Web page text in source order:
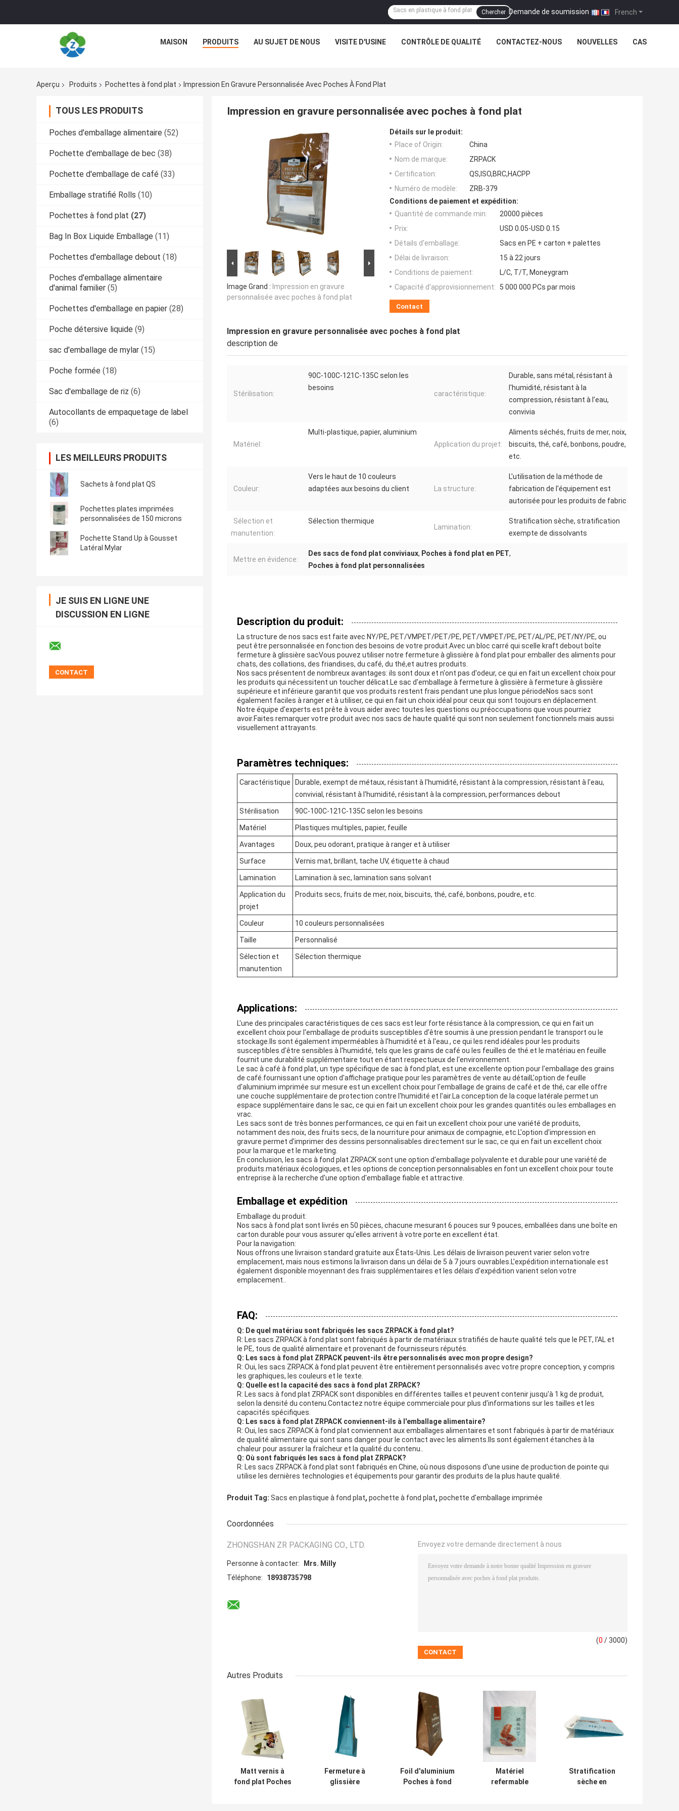
French
Demande de soumission |
Chercher
MAISON PRODUITS AU SUJET DE NOUS VISITE D'USINE CONTRÔLE DE QUALITÉ CONTACTEZ-NOUS NOUVELLES CAS
Aperçu Produits Pochettes à fond plat Impression En Gravure Personnalisée Avec Poches À Fond Plat
TOUS LES PRODUITS
Poches d'emballage alimentaire (52)
Pochette d'emballage de bec (38)
Pochette d'emballage de café (33)
Emballage stratifié Rolls (10)
Pochettes à fond plat (27)
Bag In Box Liquide Emballage (11)
Pochettes d'emballage debout (18)
Poches d'emballage alimentaire
d'animal familier (5)
Pochettes d'emballage en papier (28)
Poche détersive liquide (9)
sac d'emballage de mylar (15)
Poche formée (18)
Sac d'emballage de riz (6)
Autocollants de empaquetage de label
(6)
LES MEILLEURS PRODUITS
Sachets à fond plat QS
Pochettes plates imprimées
personnalisées de 150 microns
Pochette Stand Up à Gousset
Latéral Mylar
JE SUIS EN LIGNE UNE
DISCUSSION EN LIGNE
Impression en gravure personnalisée avec poches à fond plat
Image Grand : Impression en gravure
personnalisée avec poches à fond plat
Détails sur le produit:
Place of Origin:
China
Nom de marque:
ZRPACK
Certification:
QS,ISO,BRC,HACPP
Numéro de modèle:
ZRB-379
Conditions de paiement et expédition:
Quantité de commande min:
20000 pièces
Prix:
USD 0.05-USD 0.15
Détails d'emballage:
Sacs en PE + carton + palettes
Délai de livraison:
15 à 22 jours
Conditions de paiement:
L/C, T/T, Moneygram
Capacité d'approvisionnement:
5 000 000 PCs par mois
Contact
Impression en gravure personnalisée avec poches à fond plat
description de
Stérilisation:
90C-100C-121C-135C selon les
besoins
caractéristique:
Durable, sans métal, résistant à
l'humidité, résistant à la
compression, résistant à l'eau,
convivia
Matériel:
Multi-plastique, papier, aluminium
Application du projet:
Aliments séchés, fruits de mer, noix,
biscuits, thé, café, bonbons, poudre,
etc.
Couleur:
Vers le haut de 10 couleurs
adaptées aux besoins du client
La structure:
L'utilisation de la méthode de
fabrication de l'équipement est
autorisée pour les produits de fabric
Sélection et
manutention:
Sélection thermique
Lamination:
Stratification sèche, stratification
exempte de dissolvants
Mettre en évidence:
Des sacs de fond plat conviviaux, Poches à fond plat en PET,
Poches à fond plat personnalisées
Description du produit:
La structure de nos sacs est faite avec NY/PE, PET/VMPET/PET/PE, PET/VMPET/PE, PET/AL/PE, PET/NY/PE, ou
peut être personnalisée en fonction des besoins de votre produit.Avec un bloc carré qui scelle kraft debout boîte
fermeture à glissière sacVous pouvez utiliser notre fermeture à glissière à fond plat pour emballer des aliments pour
chats, des collations, des friandises, du café, du thé,et autres produits.
Nos sacs présentent de nombreux avantages: ils sont doux et n'ont pas d'odeur, ce qui en fait un excellent choix pour
les produits qui nécessitent un toucher délicat.Le sac d'emballage à fermeture à glissière à fermeture à glissière
supérieure et inférieure garantit que vos produits restent frais pendant une plus longue périodeNos sacs sont
également faciles à ranger et à utiliser, ce qui en fait un choix idéal pour ceux qui sont toujours en déplacement.
Notre équipe d'experts est prête à vous aider avec toutes les questions ou préoccupations que vous pourriez
avoir.Faites remarquer votre produit avec nos sacs de haute qualité qui sont non seulement fonctionnels mais aussi
visuellement attrayants.
Paramètres techniques:
Caractéristique
Durable, exempt de métaux, résistant à l'humidité, résistant à la compression, résistant à l'eau,
convivial, résistant à l'humidité, résistant à la compression, performances debout
Stérilisation 90C-100C-121C-135C selon les besoins
Matériel Plastiques multiples, papier, feuille
Avantages Doux, peu odorant, pratique à ranger et à utiliser
Surface Vernis mat, brillant, tache UV, étiquette à chaud
Lamination Lamination à sec, lamination sans solvant
Application du
projet
Produits secs, fruits de mer, noix, biscuits, thé, café, bonbons, poudre, etc.
Couleur 10 couleurs personnalisées
Taille Personnalisé
Sélection et
manutention
Sélection thermique
Applications:
L'une des principales caractéristiques de ces sacs est leur forte résistance à la compression, ce qui en fait un
excellent choix pour l'emballage de produits susceptibles d'être soumis à une pression pendant le transport ou le
stockage.Ils sont également imperméables à l'humidité et à l'eau., ce qui les rend idéales pour les produits
susceptibles d'être sensibles à l'humidité, tels que les grains de café ou les feuilles de thé.et le matériau en feuille
fournit une durabilité supplémentaire tout en étant respectueux de l'environnement.
Le sac à café à fond plat, un type spécifique de sac à fond plat, est une excellente option pour l'emballage des grains
de café.fournissant une option d'affichage pratique pour les paramètres de vente au détailL'option de feuille
d'aluminium imprimée sur mesure est un excellent choix pour l'emballage de grains de café et de thé, car elle offre
une couche supplémentaire de protection contre l'humidité et l'air.La conception de la coque latérale permet un
espace supplémentaire dans le sac, ce qui en fait un excellent choix pour les grandes quantités ou les emballages en
vrac.
Les sacs sont de très bonnes performances, ce qui en fait un excellent choix pour une variété de produits,
notamment des noix, des fruits secs, de la nourriture pour animaux de compagnie, etc.L'option d'impression en
gravure permet d'imprimer des dessins personnalisables directement sur le sac, ce qui en fait un excellent choix
pour la marque et le marketing.
En conclusion, les sacs à fond plat ZRPACK sont une option d'emballage polyvalente et durable pour une variété de
produits.matériaux écologiques, et les options de conception personnalisables en font un excellent choix pour toute
entreprise à la recherche d'une option d'emballage fiable et attractive.
Emballage et expédition
Emballage du produit:
Nos sacs à fond plat sont livrés en 50 pièces, chacune mesurant 6 pouces sur 9 pouces, emballées dans une boîte en
carton durable pour vous assurer qu'elles arrivent à votre porte en excellent état.
Pour la navigation:
Nous offrons une livraison standard gratuite aux États-Unis. Les délais de livraison peuvent varier selon votre
emplacement, mais nous estimons la livraison dans un délai de 5 à 7 jours ouvrables.L'expédition internationale est
également disponible moyennant des frais supplémentaires et les délais d'expédition varient selon votre
emplacement..
FAQ:
Q: De quel matériau sont fabriqués les sacs ZRPACK à fond plat?
R: Les sacs ZRPACK à fond plat sont fabriqués à partir de matériaux stratifiés de haute qualité tels que le PET, l'AL et
le PE, tous de qualité alimentaire et provenant de fournisseurs réputés.
Q: Les sacs à fond plat ZRPACK peuvent-ils être personnalisés avec mon propre design?
R: Oui, les sacs ZRPACK à fond plat peuvent être entièrement personnalisés avec votre propre conception, y compris
les graphiques, les couleurs et le texte.
Q: Quelle est la capacité des sacs à fond plat ZRPACK?
R: Les sacs à fond plat ZRPACK sont disponibles en différentes tailles et peuvent contenir jusqu'à 1 kg de produit,
selon la densité du contenu.Contactez notre équipe commerciale pour plus d'informations sur les tailles et les
capacités spécifiques.
Q: Les sacs à fond plat ZRPACK conviennent-ils à l'emballage alimentaire?
R: Oui, les sacs ZRPACK à fond plat conviennent aux emballages alimentaires et sont fabriqués à partir de matériaux
de qualité alimentaire qui sont sans danger pour le contact avec les aliments.Ils sont également étanches à la
chaleur pour assurer la fraîcheur et la qualité du contenu..
Q: Où sont fabriqués les sacs à fond plat ZRPACK?
R: Les sacs ZRPACK à fond plat sont fabriqués en Chine, où nous disposons d'une usine de production de pointe qui
utilise les dernières technologies et équipements pour garantir des produits de la plus haute qualité.
Produit Tag: Sacs en plastique à fond plat, pochette à fond plat, pochette d'emballage imprimée
Coordonnées
ZHONGSHAN ZR PACKAGING CO., LTD.
Personne à contacter:
Mrs. Milly
Téléphone:
18938735798
Envoyez votre demande directement à nous
(0 / 3000)
Autres Produits
Matt vernis à
fond plat Poches
Fermeture à
glissière
Foil d'aluminium
Poches à fond
Matériel
refermable
Stratification
sèche en